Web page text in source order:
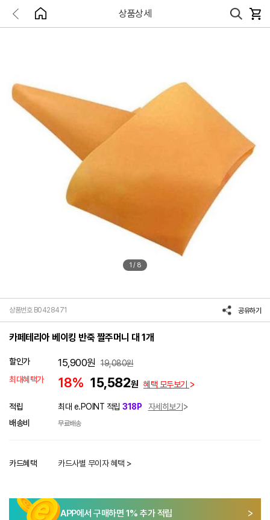
상품상세
1 / 8
상품번호 B0428471 공유하기
카페테리아 베이킹 반죽 짤주머니 대 1개
할인가 15,900원 19,080원
최대혜택가
18% 15,582원 혜택 모두보기
적립 최대 e.POINT 적립 318P
자세히보기
배송비
무료배송
카드혜택 카드사별 무이자 혜택 >
APP에서 구매하면 1% 추가 적립